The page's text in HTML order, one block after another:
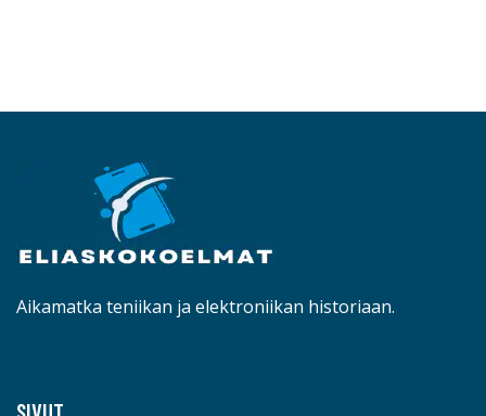
Aikamatka teniikan ja elektroniikan historiaan.